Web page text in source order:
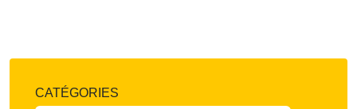
CATÉGORIES